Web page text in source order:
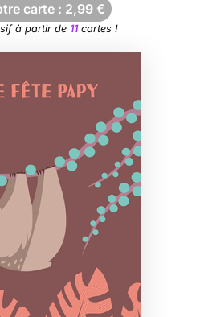
carte : 2,99 €
à partir de 11cartes !